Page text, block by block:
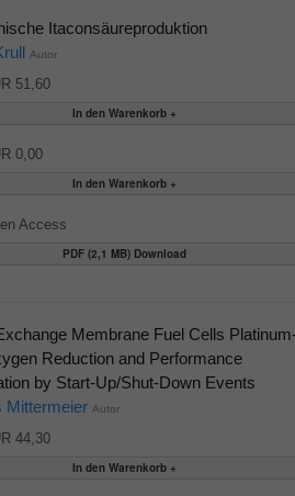
Itaconsäureproduktion
Autor
51,60
0,00
Access
PDF (2,1 MB) Download
Membrane Fuel Cells
Reduction and Performance
by Start-Up/Shut-Down Events
Mittermeier Autor
44,30